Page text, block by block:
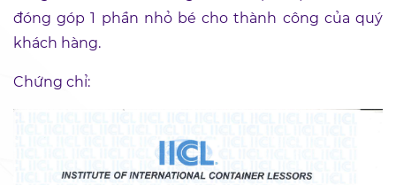
đóng góp 1 phần nhỏ bé cho thành công của quý
khách hàng.
Chứng chỉ: